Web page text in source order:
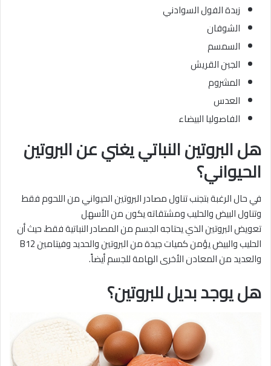
زبدة الفول السوادني
الشوفان
السمسم
الجبن القريش
المشروم
العدس
الفاصوليا البيضاء
هل البروتين النباتي يغني عن البروتين
الحيواني؟
في حال الرغبة بتجنب تناول مصادر البروتين الحيواني من اللحوم فقط
وتناول البيض والحليب ومشتقاته يكون من الأسهل
تعويض البروتين الذي يحتاجه الجسم من المصادر النباتية فقط، حيث أن
الحليب والبيض يؤمن كميات جيدة من البروتين والحديد وفيتامين B12
والعديد من المعادن الأخرى الهامة للجسم أيضاً.
هل يوجد بديل للبروتين؟